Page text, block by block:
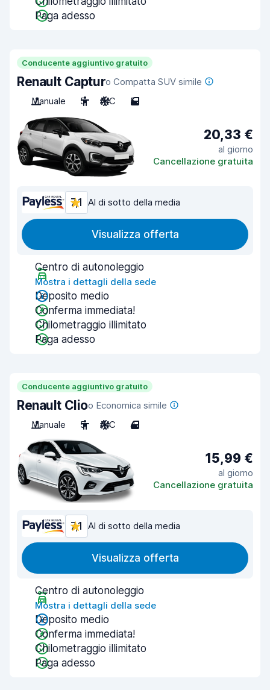
Paga adesso
Conducente aggiuntivo gratuito
Renault Capturo Compatta SUV simile
Manuale
5 A/C 5
20,33 €
al giorno
Cancellazione gratuita
7,1 Al di sotto della media
Visualizza offerta
Centro di autonoleggio
Mostra i dettagli della sede
Deposito medio
Conferma immediata!
Chilometraggio illimitato
Paga adesso
Conducente aggiuntivo gratuito
Renault Clioo Economica simile
Manuale
5 A/C 4
15,99 €
al giorno
Cancellazione gratuita
7,1 Al di sotto della media
Visualizza offerta
Centro di autonoleggio
Mostra i dettagli della sede
Deposito medio
Conferma immediata!
Chilometraggio illimitato
Paga adesso